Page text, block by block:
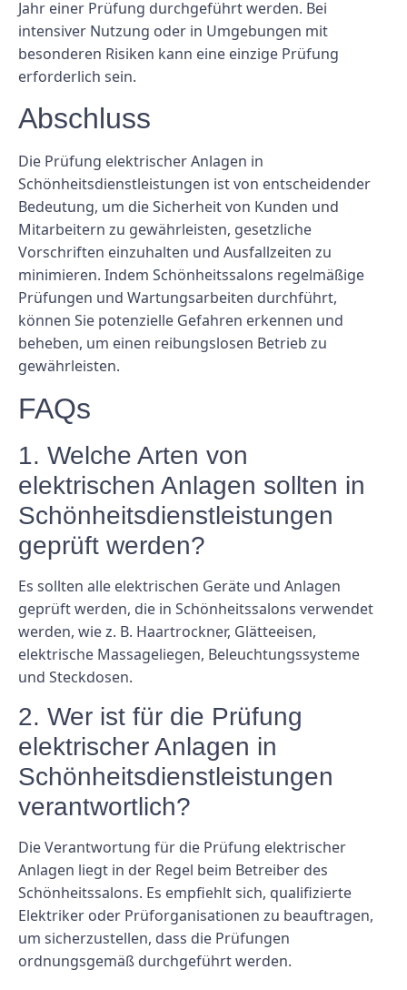
Jahr einer Prüfung durchgeführt werden. Bei
intensiver Nutzung oder in Umgebungen mit
besonderen Risiken kann eine einzige Prüfung
erforderlich sein.
Abschluss
Die Prüfung elektrischer Anlagen in
Schönheitsdienstleistungen ist von entscheidender
Bedeutung, um die Sicherheit von Kunden und
Mitarbeitern zu gewährleisten, gesetzliche
Vorschriften einzuhalten und Ausfallzeiten zu
minimieren. Indem Schönheitssalons regelmäßige
Prüfungen und Wartungsarbeiten durchführt,
können Sie potenzielle Gefahren erkennen und
beheben, um einen reibungslosen Betrieb zu
gewährleisten.
FAQs
1. Welche Arten von
elektrischen Anlagen sollten in
Schönheitsdienstleistungen
geprüft werden?
Es sollten alle elektrischen Geräte und Anlagen
geprüft werden, die in Schönheitssalons verwendet
werden, wie z. B. Haartrockner, Glätteeisen,
elektrische Massageliegen, Beleuchtungssysteme
und Steckdosen.
2. Wer ist für die Prüfung
elektrischer Anlagen in
Schönheitsdienstleistungen
verantwortlich?
Die Verantwortung für die Prüfung elektrischer
Anlagen liegt in der Regel beim Betreiber des
Schönheitssalons. Es empfiehlt sich, qualifizierte
Elektriker oder Prüforganisationen zu beauftragen,
um sicherzustellen, dass die Prüfungen
ordnungsgemäß durchgeführt werden.